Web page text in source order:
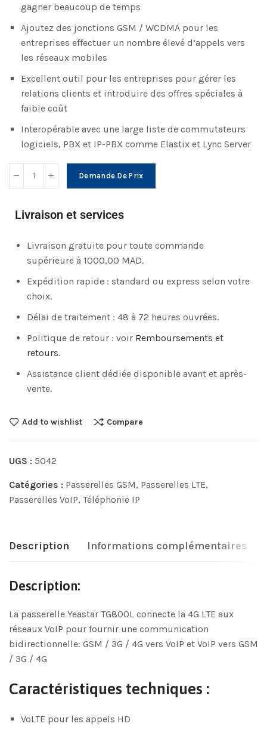
gagner beaucoup de temps
Ajoutez des jonctions GSM / WCDMA pour les
entreprises effectuer un nombre élevé d’appels vers
les réseaux mobiles
Excellent outil pour les entreprises pour gérer les
relations clients et introduire des offres spéciales à
faible coût
Interopérable avec une large liste de commutateurs
logiciels, PBX et IP-PBX comme Elastix et Lync Server
Demande De Prix
Livraison et services
Livraison gratuite pour toute commande
supérieure à 1000,00 MAD.
Expédition rapide : standard ou express selon votre
choix.
Délai de traitement : 48 à 72 heures ouvrées.
Politique de retour : voir Remboursements et
retours.
Assistance client dédiée disponible avant et après-
vente.
Add to wishlist Compare
UGS : 5042
Catégories : Passerelles GSM, Passerelles LTE,
Passerelles VoIP, Téléphonie IP
Description Informations complémentaires
Description:
La passerelle Yeastar TG800L connecte la 4G LTE aux
réseaux VoIP pour fournir une communication
bidirectionnelle: GSM / 3G / 4G vers VoIP et VoIP vers GSM
/ 3G / 4G
Caractéristiques techniques :
VoLTE pour les appels HD